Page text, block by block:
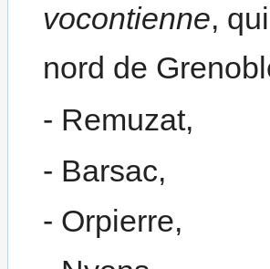
vocontienne,
nord de
- Remuzat,
- Barsac,
- Orpierre,